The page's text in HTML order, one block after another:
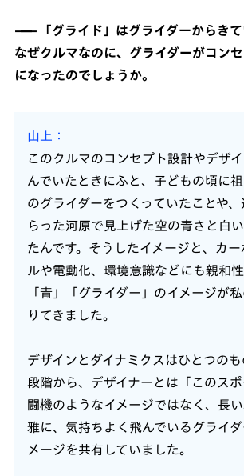
「グライド」はグライダーからきて
なぜクルマなのに、グライダーがコン
になったのでしょうか。
山上
このクルマのコンセプト設計やデザ
んでいたときにふと、子どもの頃に
のグライダーをつくっていたことや
らった河原で見上げた空の青さと白
たんです。そうしたイメージと、カ
ルや電動化、環境意識などにも親和性
「青」「グライダー」のイメージが
りてきました。
デザインとダイナミクスはひとつの
段階から、デザイナーとは「このス
闘機のようなイメージではなく、長
雅に、気持ちよく飛んでいるグライ
メージを共有していました。